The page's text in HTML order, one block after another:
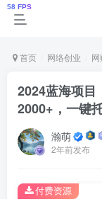
首页 网络创业 网
2024蓝海项目
2000+，一键
瀚萌
2年前发布
付费资源